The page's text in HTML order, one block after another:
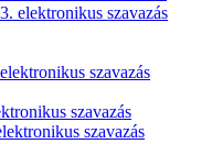
elektronikus szavazás
szavazás
szavazás
szavazás